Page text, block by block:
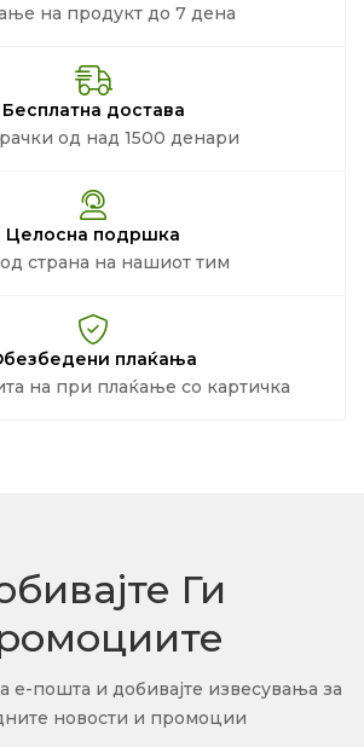
на продукт до 7 дена
Бесплатна достава
од над 1500 денари
Целосна подршка
страна на нашиот тим
плаќања
на при плаќање со картичка
Ги
е-пошта и добивајте извесувања за
новости и промоции